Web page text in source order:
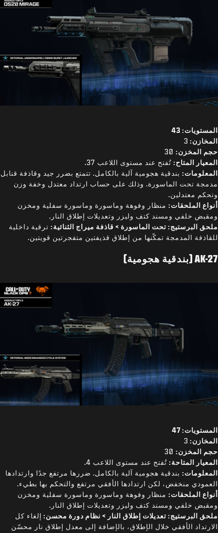
المستويات: 43
المخازن: 3
حجم المخزن:
المعيار المتاح: تُفتح عند مستوى اللاعب 37.
المعلومات: بندقية هجومية آلية بالكامل. تتمتع بضرر جيد وقاذفة قنابل
مدمجة تحت الماسورة. وذلك على حساب ارتداد معتدل وخفة وزن
وتحكم معتدلين.
أنواع الملحقات: منظار وفوهة وماسورة وماسورة سفلية ومخزن
ومقبض خلفي ومسند كتف وليزر وتعديلات إطلاق النار.
ملحق البرستيج: تحت الماسورة > قاذفة ميراج الثنائية: ترقية داخلية
للقاذفة المدمجة تمكّنها من إطلاق قذيفتين متفجرتين قويتين.
AK-27 (بندقية هجومية)
المستويات: 47
المخازن: 3
حجم المخزن:
المعيار المتاحة: تُفتح عند مستوى اللاعب 4.
المعلومات: بندقية هجومية آلية بالكامل. ضررها مرتفع جدًا وارتدادها
العمودي منخفض، لكن ارتدادها الأفقي مرتفع والتحكم بها بطيء.
أنواع الملحقات: منظار وفوهة وماسورة وماسورة سفلية ومخزن
ومقبض خلفي ومسند كتف وليزر وتعديلات إطلاق النار.
ملحق البرستيج: تعديلات إطلاق النار > نظام دورة محسن: إلغاء كل
الارتداد الأفقي خلال الإطلاق، بالإضافة إلى معدل إطلاق نار محسّن